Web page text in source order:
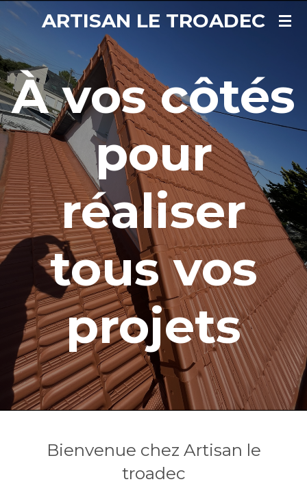
Passer
contenu
principal
ARTISAN LE TROADEC
À vos côtés
pour
réaliser
tous vos
projets
Bienvenue chez Artisan le
troadec